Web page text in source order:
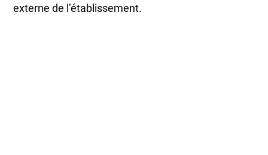
externe de l’établissement.